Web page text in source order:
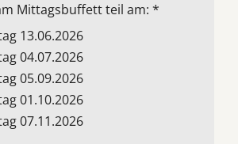
Mittagsbuffett teil am: *
13.06.2026
04.07.2026
05.09.2026
01.10.2026
07.11.2026